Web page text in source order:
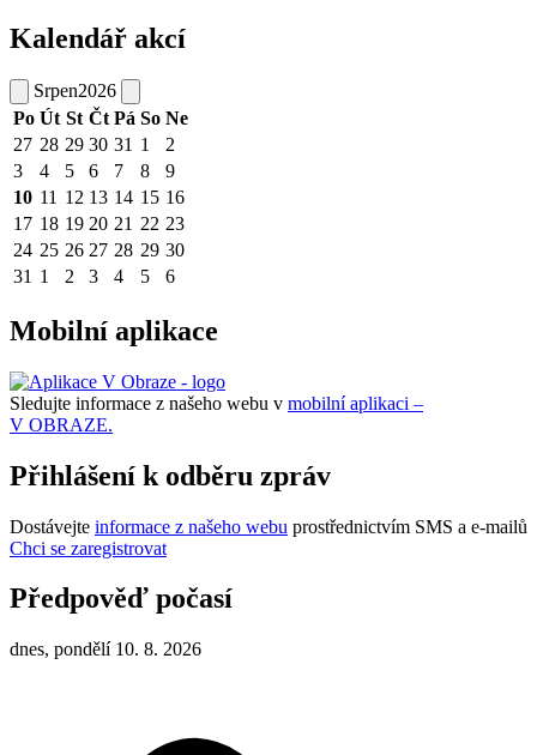
Kalendář akcí
Srpen2026
Po Út St Čt Pá So Ne
27 28 29 30 31 1
2
3
4 5 6 7 8
9
10 11 12 13 14 15 16
17 18 19 20 21 22 23
24 25 26 27 28 29 30
31 1 2 3 4 5 6
Mobilní aplikace
Sledujte informace z našeho webu v mobilní aplikaci –
V OBRAZE.
Přihlášení k odběru zpráv
Dostávejte informace z našeho webu prostřednictvím SMS a e-mailů
Chci se zaregistrovat
Předpověď počasí
dnes, pondělí 10. 8. 2026